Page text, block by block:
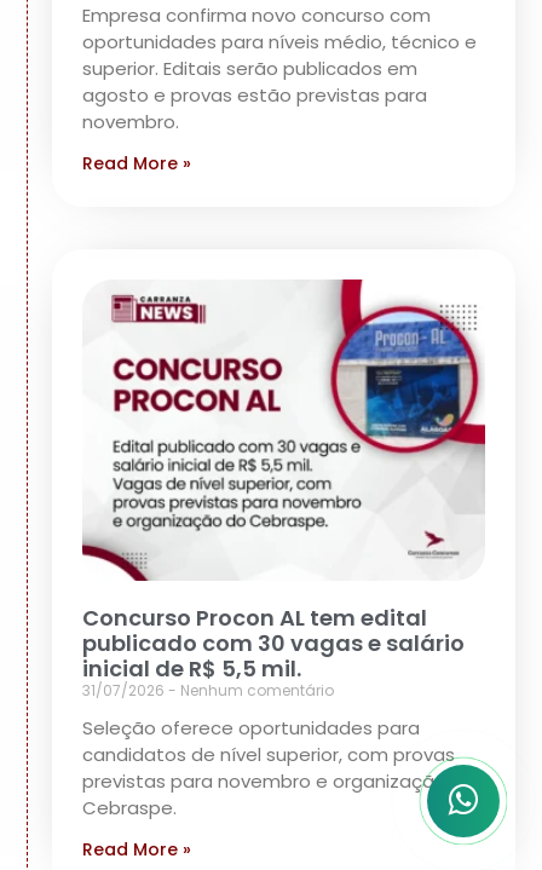
Empresa confirma novo concurso com
oportunidades para níveis médio, técnico e
superior. Editais serão publicados em
agosto e provas estão previstas para
novembro.
Read More »
Concurso Procon AL tem edital
publicado com 30 vagas e salário
inicial de R$ 5,5 mil.
31/07/2026 Nenhum comentário
Seleção oferece oportunidades para
candidatos de nível superior, com provas
previstas para novembro e organização do
Cebraspe.
Read More »